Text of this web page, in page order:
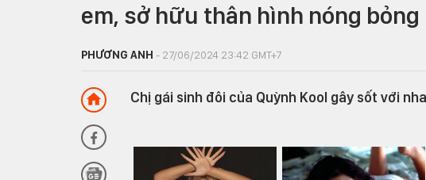
em, sở hữu thân hình nóng bỏng
PHƯƠNG ANH - 27/06/2024 23:42 GMT+7
Chị gái sinh đôi của Quỳnh Kool gây sốt với